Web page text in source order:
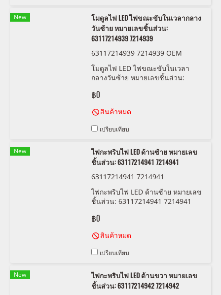
New
โมดูลไฟ LED ไฟขณะขับในเวลากลาง
วันซ้าย หมายเลขชิ้นส่วน:
63117214939 7214939
63117214939 7214939 OEM
โมดูลไฟ LED ไฟขณะขับในเวลา
กลางวันซ้าย หมายเลขชิ้นส่วน:
฿0
สินค้าหมด
เปรียบเทียบ
New
ไฟกะพริบไฟ LED ด้านซ้าย หมายเลข
ชิ้นส่วน: 63117214941 7214941
63117214941 7214941
ไฟกะพริบไฟ LED ด้านซ้าย หมายเลข
ชิ้นส่วน: 63117214941 7214941
฿0
สินค้าหมด
เปรียบเทียบ
New
ไฟกะพริบไฟ LED ด้านขวา หมายเลข
ชิ้นส่วน: 63117214942 7214942